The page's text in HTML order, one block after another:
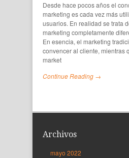
Desde hace pocos años el
marketing es cada vez más
usuarios. En realidad se trata
marketing completamente
En esencia, el marketing
convencer al cliente, mientras
market
Continue Reading →
Archivos
mayo 2022